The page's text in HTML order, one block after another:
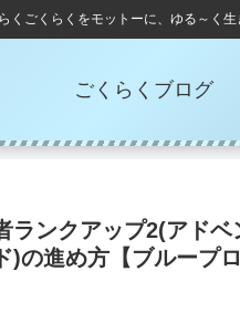
くごくらくをモットーに、ゆる～く生
ごくらくブログ
ランクアップ2(アドベ
)の進め方【ブループ